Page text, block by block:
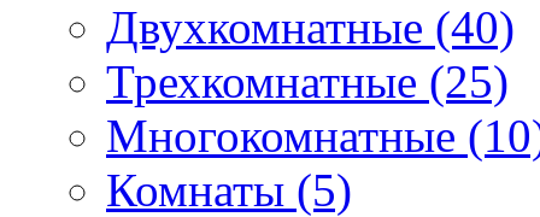
Двухкомнатные (40)
Трехкомнатные (25)
Многокомнатные
Комнаты (5)